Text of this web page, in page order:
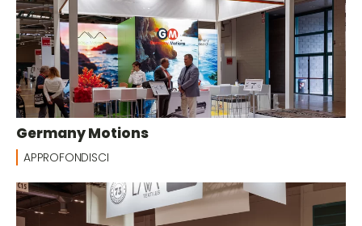
Germany Motions
APPROFONDISCI